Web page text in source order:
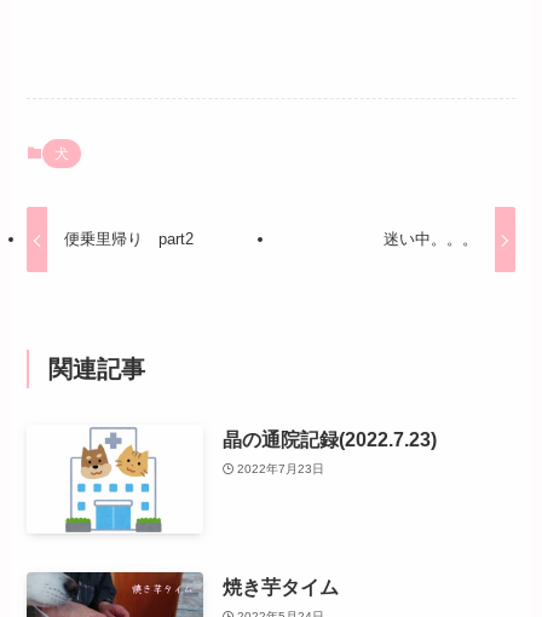
犬
便乗里帰り part2 迷い中。。。
関連記事
晶の通院記録(2022.7.23)
2022年7月23日
焼き芋タイム